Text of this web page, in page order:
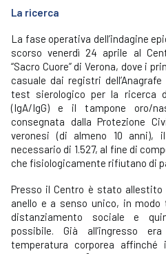
La ricerca
La fase operativa dell’indagine
scorso venerdì 24 aprile al
“Sacro Cuore” di Verona, dove i
casuale dai registri
test sierologico per la ricerca
(IgA/IgG) e il tampone oro/
consegnata dalla Protezione
veronesi (di almeno 10 anni),
necessario di 1.527, al fine di
che fisiologicamente rifiutano di
Presso il Centro è stato
anello e a senso unico, in
distanziamento sociale e
possibile. Già all’ingresso
temperatura corporea